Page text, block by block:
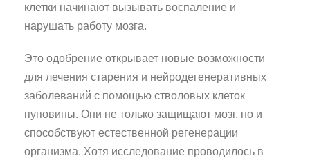
клетки начинают вызывать воспаление и
нарушать работу мозга.
Это одобрение открывает новые возможности
для лечения старения и нейродегенеративных
заболеваний с помощью стволовых клеток
пуповины. Они не только защищают мозг, но и
способствуют естественной регенерации
организма. Хотя исследование проводилось в